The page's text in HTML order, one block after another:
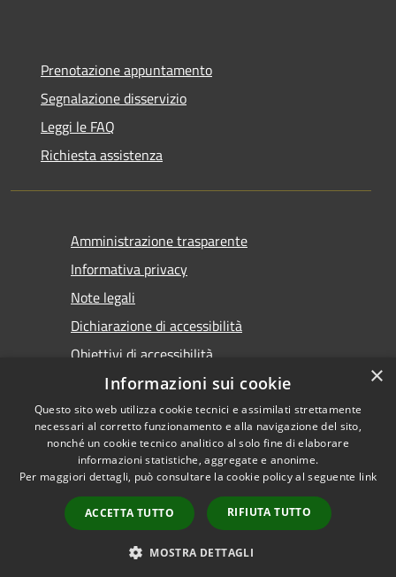
Prenotazione appuntamento
Segnalazione disservizio
Leggi le FAQ
Richiesta assistenza
Amministrazione trasparente
Informativa privacy
Note legali
Dichiarazione di accessibilità
Obiettivi di accessibilità
Accessibilità
Copyright © 2026 • Comune di
Marsala • Powered by
Municipium•
Accesso
redazione
×
Informazioni sui cookie
Questo sito web utilizza cookie tecnici e assimilati strettamente
necessari al corretto funzionamento e alla navigazione del sito,
nonché un cookie tecnico analitico al solo fine di elaborare
informazioni statistiche, aggregate e anonime.
Per maggiori dettagli, può consultare la cookie policy al seguente link
ACCETTA TUTTO RIFIUTA TUTTO
MOSTRA DETTAGLI